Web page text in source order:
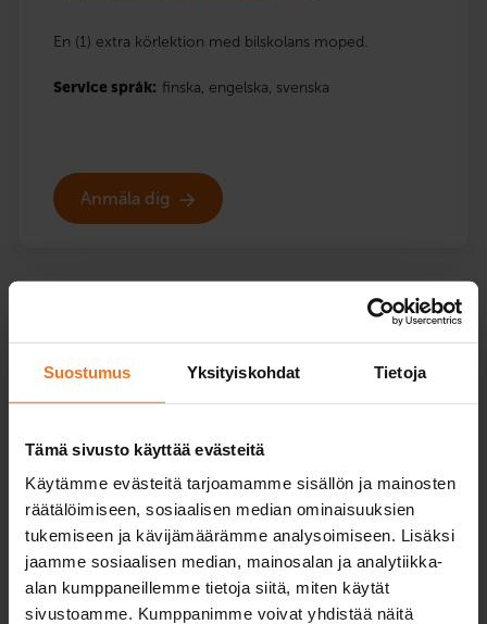
Suostumus Yksityiskohdat Tietoja
Tämä sivusto käyttää evästeitä
Käytämme evästeitä tarjoamamme sisällön ja mainosten
räätälöimiseen, sosiaalisen median ominaisuuksien
tukemiseen ja kävijämäärämme analysoimiseen. Lisäksi
jaamme sosiaalisen median, mainosalan ja analytiikka-
alan kumppaneillemme tietoja siitä, miten käytät
sivustoamme. Kumppanimme voivat yhdistää näitä
En (1) extra körlektion med bilskolans moped.
Service språk: finska, engelska, svenska
Anmäla dig
189€
Två (2) extra körlektioner med bilskolans moped.